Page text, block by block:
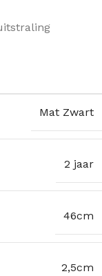
Mat Zwart
2 jaar
46cm
2,5cm